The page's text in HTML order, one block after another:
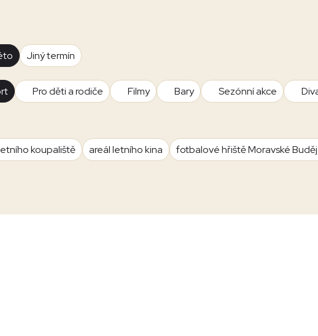
Jiný termín
Pro děti a rodiče Filmy Bary Sezónní akce
koupaliště areál letního kina
fotbalové hřiště Moravské